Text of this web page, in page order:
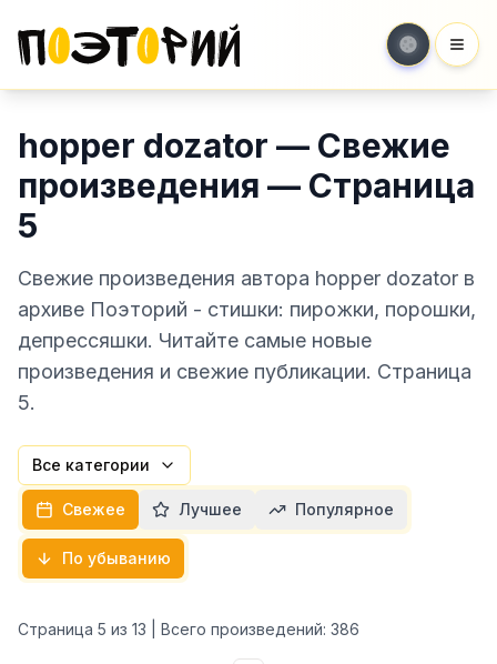
hopper dozator — Свежие
произведения — Страница
5
Свежие произведения автора hopper dozator в
архиве Поэторий - стишки: пирожки, порошки,
депрессяшки. Читайте самые новые
произведения и свежие публикации. Страница
5.
Все категории
Свежее Лучшее Популярное
По убыванию
Страница 5 из 13 | Всего произведений: 386